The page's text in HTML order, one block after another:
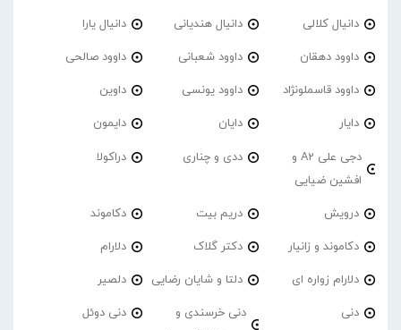
دانیال کلالی دانیال هندیانی دانیال یارا
داوود دهقان داوود شعبانی داوود صالحی
داوود قاسملونژاد داوود یونسی داوین
دایار دایان دایمون
دجی علی A2 و
افشین ضیایی
ددی و چناری دراکولا
درویش دریم بیت دکاموند
دکاموند و زانیار دکتر گلاک دلارام
دلارام زواره ای دلتا و شایان رضایی دلصیر
دنی
دنی خرسندی و
دنی دوئل